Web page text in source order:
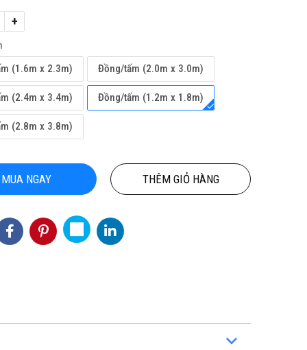
CUỘN
HỒ CHÍ
THẢM CUỘN VINYL KHÁNG KHUẨN
PTN-NICKO
+
(1.6m x 2.3m)
Đồng/tấm (2.0m x 3.0m)
(2.4m x 3.4m) Đồng/tấm (1.2m x 1.8m)
(2.8m x 3.8m)
MUA NGAY THÊM GIỎ HÀNG